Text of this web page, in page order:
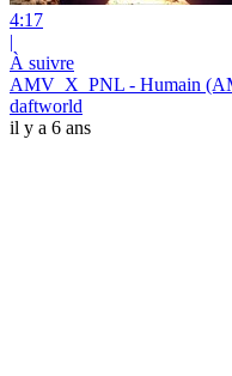
4:17
|
À suivre
AMV_X_PNL - Humain
daftworld
il y a 6 ans